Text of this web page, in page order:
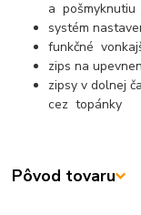
a pošmyknutiu
systém
funkčné
zips na
zipsy v dolnej
cez topánky
Pôvod tovaru